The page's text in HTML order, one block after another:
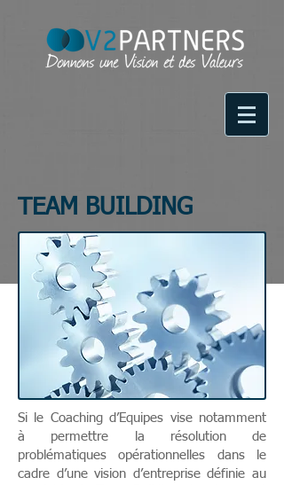
TEAM BUILDING
Si le Coaching d’Equipes vise notamment
à permettre la résolution de
problématiques opérationnelles dans le
cadre d’une vision d’entreprise définie au